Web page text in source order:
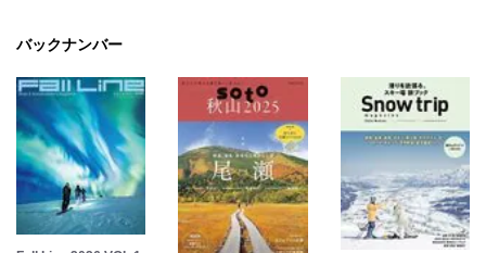
バックナンバー